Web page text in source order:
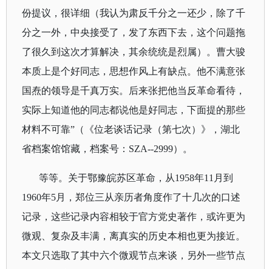
份提议，很详细（我认为肃反千分之一还少，除了千
分之一外，中央接受了，发了东西下去，这个问题拖
了很久到这次才算解决，其余统统是烈属）。曹大骏
本质上是个好同志，思想作风上有缺点。他不满意张
国焘的领导是千真万实。后来张把他当反革命看待，
实际上知道他的同志都说他是好同志，下面提的那些
材料不可靠”（《位老谈话记录（第七次）》 ， 湖北
省档案馆馆藏，档案号： SZA--2999）。
等等。关于鄂豫皖苏区革命，从1958年11 月到
1960年5月，郑位三从亲历者角度作了十几次的口述
记录，这些记录内容相较于官方党史著作，或许更为
微观、复杂及丰满，离真实的历史本相也更为接近。
本文只选取了其中六个微观节点来谈，另外一些节点